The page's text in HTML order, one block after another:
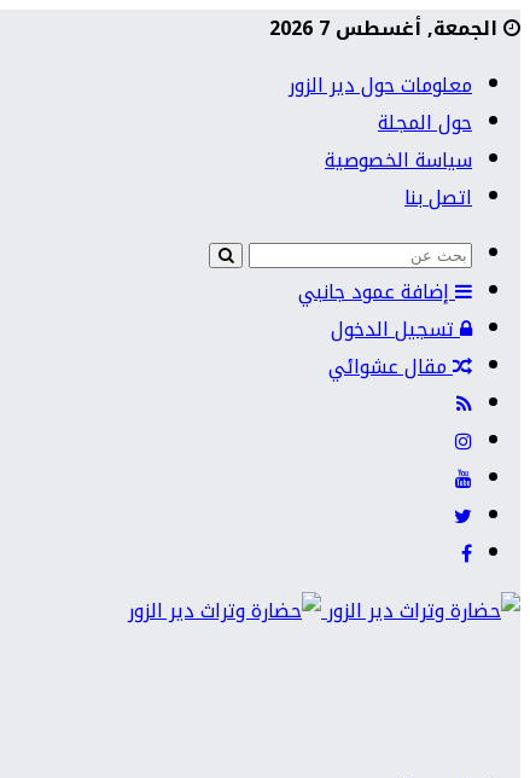
الجمعة, أغسطس 7 2026
معلومات حول دير الزور
حول المجلة
سياسة الخصوصية
اتصل بنا
إضافة عمود جانبي
تسجيل الدخول
مقال عشوائي